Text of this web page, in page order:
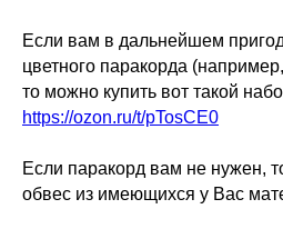
Если вам в дальнейшем
цветного паракорда
то можно купить вот такой
https://ozon.ru/t/pTosCE0
Если паракорд вам не нужен,
обвес из имеющихся у Вас